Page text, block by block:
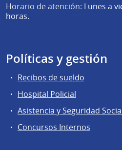
Horario de atención: Lunes a
horas.
Políticas y gestión
Recibos de sueldo
Hospital Policial
Asistencia y Seguridad
Concursos Internos